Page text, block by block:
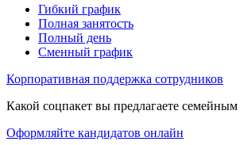
Гибкий график
Полная занятость
Полный день
Сменный график
Корпоративная поддержка сотрудников
Какой соцпакет вы предлагаете
Оформляйте кандидатов онлайн